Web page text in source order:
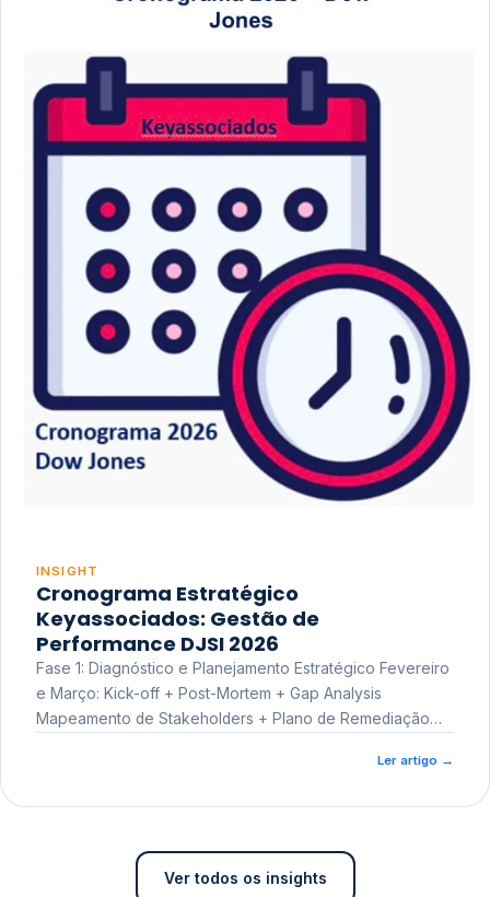
INSIGHT
Cronograma Estratégico
Keyassociados: Gestão de
Performance DJSI 2026
Fase 1: Diagnóstico e Planejamento Estratégico Fevereiro
e Março: Kick-off + Post-Mortem + Gap Analysis
Mapeamento de Stakeholders + Plano de Remediação
Ler artigo →
Ver todos os insights